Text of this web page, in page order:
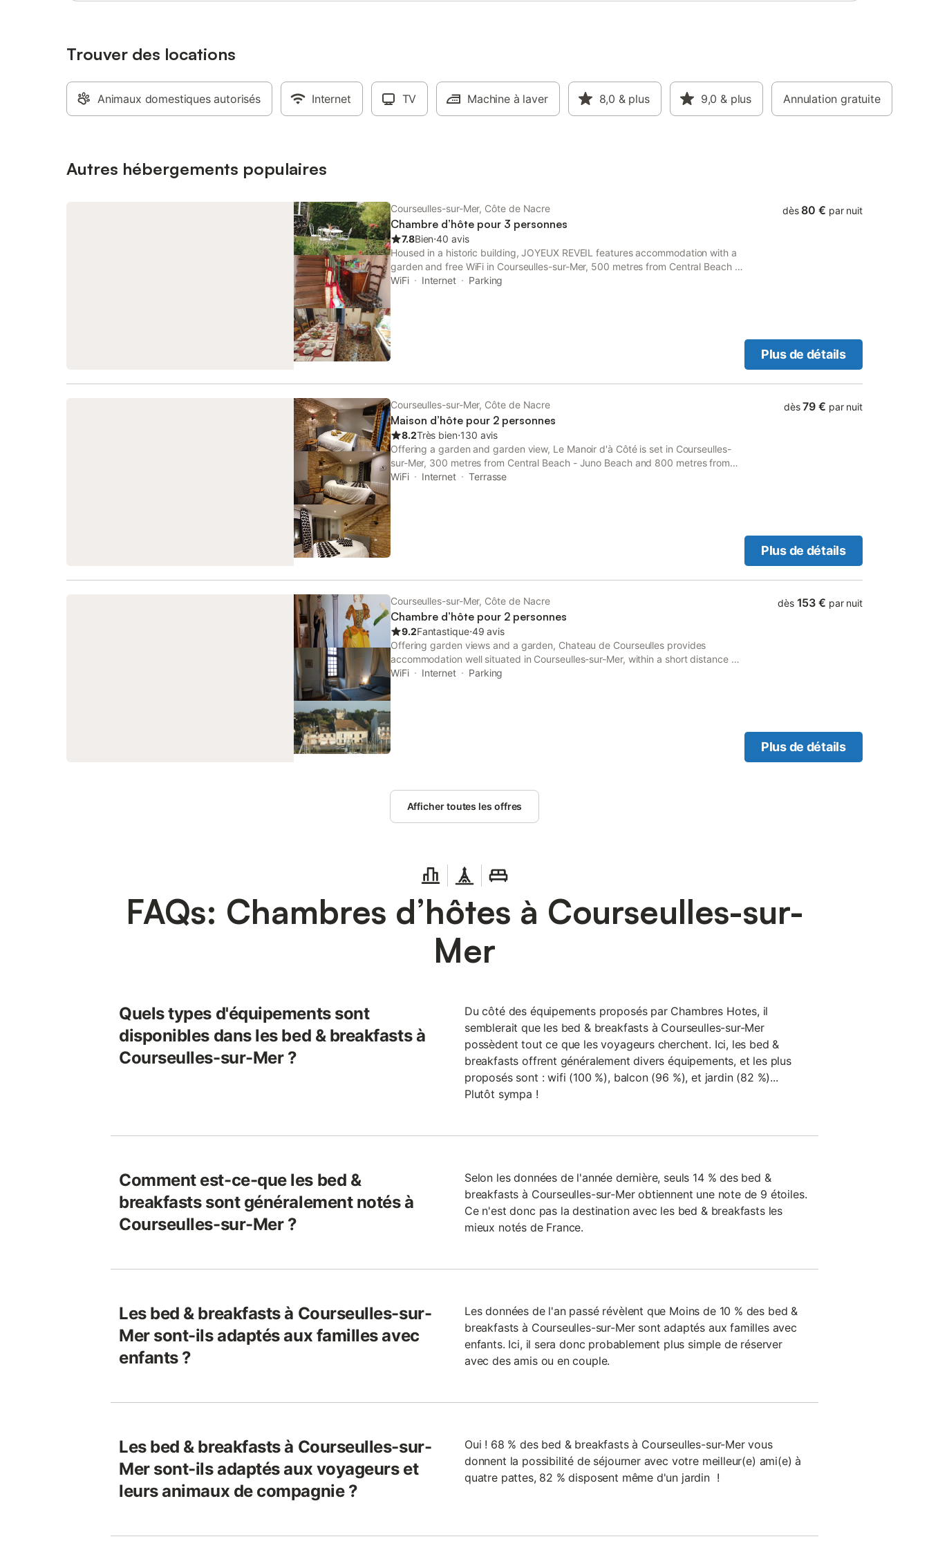
Trouver des locations
Animaux domestiques autorisés Internet TV Machine à laver 8,0 & plus 9,0 & plus Annulation gratuite
Autres hébergements populaires
Courseulles-sur-Mer, Côte de Nacre
Chambre d’hôte pour 3 personnes
7.8Bien⋅40 avis
Housed in a historic building, JOYEUX REVEIL features accommodation with a
garden and free WiFi in Courseulles-sur-Mer, 500 metres from Central Beach -
Juno Beach. The property has city and quiet street views, and is less than 1
WiFi Internet Parking
dès 80 € par nuit
Plus de détails
Courseulles-sur-Mer, Côte de Nacre
Maison d’hôte pour 2 personnes
8.2Très bien⋅130 avis
Offering a garden and garden view, Le Manoir d'à Côté is set in Courseulles-
sur-Mer, 300 metres from Central Beach - Juno Beach and 800 metres from
Juno Beach. Boasting bicycle parking, this property also has a restaurant and
WiFi Internet Terrasse
dès 79 € par nuit
Plus de détails
Courseulles-sur-Mer, Côte de Nacre
Chambre d’hôte pour 2 personnes
9.2Fantastique⋅49 avis
Offering garden views and a garden, Chateau de Courseulles provides
accommodation well situated in Courseulles-sur-Mer, within a short distance of
Central Beach - Juno Beach, Juno Beach and Juno Beach Centre.
WiFi Internet Parking
dès 153 € par nuit
Plus de détails
Afficher toutes les offres
FAQs: Chambres d’hôtes à Courseulles-sur-
Mer
Quels types d'équipements sont
disponibles dans les bed & breakfasts à
Courseulles-sur-Mer ?
Du côté des équipements proposés par Chambres Hotes, il
semblerait que les bed & breakfasts à Courseulles-sur-Mer
possèdent tout ce que les voyageurs cherchent. Ici, les bed &
breakfasts offrent généralement divers équipements, et les plus
proposés sont : wifi (100 %), balcon (96 %), et jardin (82 %)...
Plutôt sympa !
Comment est-ce-que les bed &
breakfasts sont généralement notés à
Courseulles-sur-Mer ?
Selon les données de l'année dernière, seuls 14 % des bed &
breakfasts à Courseulles-sur-Mer obtiennent une note de 9 étoiles.
Ce n'est donc pas la destination avec les bed & breakfasts les
mieux notés de France.
Les bed & breakfasts à Courseulles-sur-
Mer sont-ils adaptés aux familles avec
enfants ?
Les données de l'an passé révèlent que Moins de 10 % des bed &
breakfasts à Courseulles-sur-Mer sont adaptés aux familles avec
enfants. Ici, il sera donc probablement plus simple de réserver
avec des amis ou en couple.
Les bed & breakfasts à Courseulles-sur-
Mer sont-ils adaptés aux voyageurs et
leurs animaux de compagnie ?
Oui ! 68 % des bed & breakfasts à Courseulles-sur-Mer vous
donnent la possibilité de séjourner avec votre meilleur(e) ami(e) à
quatre pattes, 82 % disposent même d'un jardin !